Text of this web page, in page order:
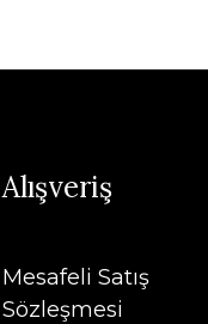
Alışveriş
Mesafeli Satış
Sözleşmesi